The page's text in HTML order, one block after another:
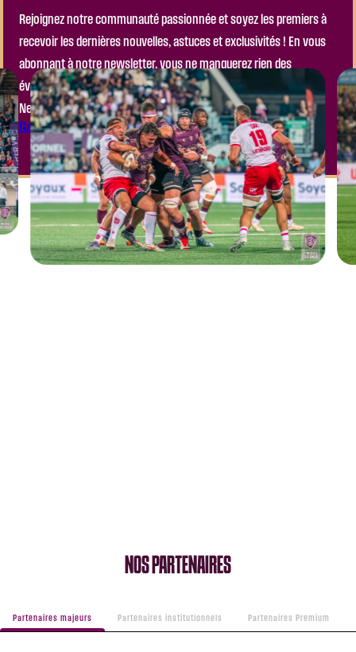
Rejoignez notre communauté passionnée et soyez les premiers à
recevoir les dernières nouvelles, astuces et exclusivités ! En vous
abonnant à notre newsletter, vous ne manquerez rien des
événements à venir, ni des actualités importantes de notre club.
Ne laissez pas passer l’occasion de faire partie de l’aventure !
Go to the Module
NOS PARTENAIRES
Partenaires majeurs Partenaires institutionnels Partenaires Premium